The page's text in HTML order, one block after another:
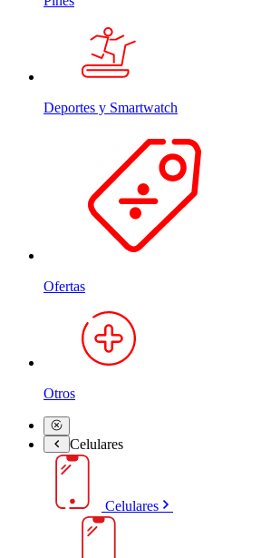
Deportes y Smartwatch
Ofertas
Otros
Celulares
Celulares